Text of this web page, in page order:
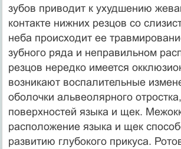
зубов приводит к ухудшению
контакте нижних резцов со
неба происходит ее
зубного ряда и неправильном
резцов нередко имеется
возникают воспалительные
оболочки альвеолярного
поверхностей языка и щек.
расположение языка и щек
развитию глубокого прикуса.